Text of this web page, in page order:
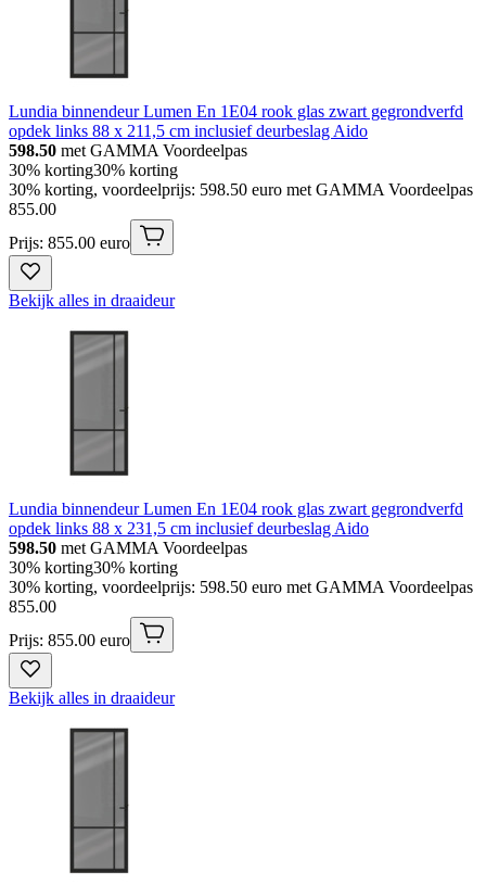
Lundia binnendeur Lumen En 1E04 rook glas zwart gegrondverfd
opdek links 88 x 211,5 cm inclusief deurbeslag Aido
598.50 met GAMMA Voordeelpas
30% korting30% korting
30% korting, voordeelprijs: 598.50 euro met GAMMA Voordeelpas
855.00
Prijs: 855.00 euro
Bekijk alles in draaideur
Lundia binnendeur Lumen En 1E04 rook glas zwart gegrondverfd
opdek links 88 x 231,5 cm inclusief deurbeslag Aido
598.50 met GAMMA Voordeelpas
30% korting30% korting
30% korting, voordeelprijs: 598.50 euro met GAMMA Voordeelpas
855.00
Prijs: 855.00 euro
Bekijk alles in draaideur